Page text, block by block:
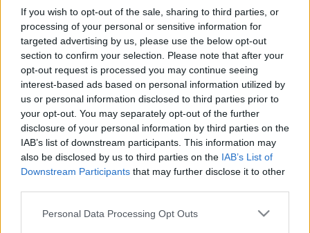
If you wish to opt-out of the sale, sharing to third parties, or
processing of your personal or sensitive information for
targeted advertising by us, please use the below opt-out
section to confirm your selection. Please note that after your
opt-out request is processed you may continue seeing
interest-based ads based on personal information utilized by
us or personal information disclosed to third parties prior to
your opt-out. You may separately opt-out of the further
disclosure of your personal information by third parties on the
IAB’s list of downstream participants. This information may
also be disclosed by us to third parties on the IAB’s List of
Downstream Participants that may further disclose it to other
Please note that this website/app uses one or more Google
Personal Data Processing Opt Outs
Nem a szomszédok zárták el a Dunát: a vízügy
cáfolta az interneten terjedő álhíreket
| 2026.08.01 14:44
Az Országos Vízügyi Főigazgatóság szerint nem a felvízi
országok, sem az osztrák vízlépcsők nem tartják vissza
Magyarország elől a Duna vizét. A rendkívüli helyzet
elsődleges oka a csapadékhiány.